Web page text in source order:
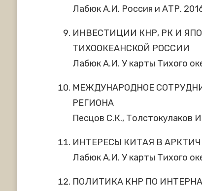
Лабюк А.И. Россия и АТР.
ИНВЕСТИЦИИ КНР, РК И
ТИХООКЕАНСКОЙ РОССИИ
Лабюк А.И. У карты Тихого
МЕЖДУНАРОДНОЕ
РЕГИОНА
Песцов С.К., Толстокулаков
ИНТЕРЕСЫ КИТАЯ В
Лабюк А.И. У карты Тихого
ПОЛИТИКА КНР ПО